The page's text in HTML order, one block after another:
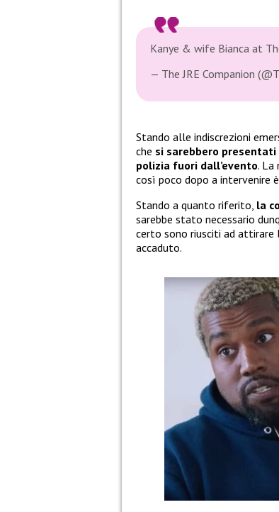
Kanye & wife Bianca at
— The JRE Companion
Stando alle indiscrezioni
che si sarebbero presentati
polizia fuori dall’evento. La
così poco dopo a intervenire
Stando a quanto riferito, la
sarebbe stato necessario
certo sono riusciti ad attirare
accaduto.